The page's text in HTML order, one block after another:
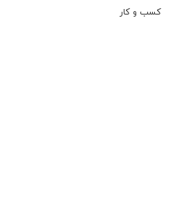
کسب و کار